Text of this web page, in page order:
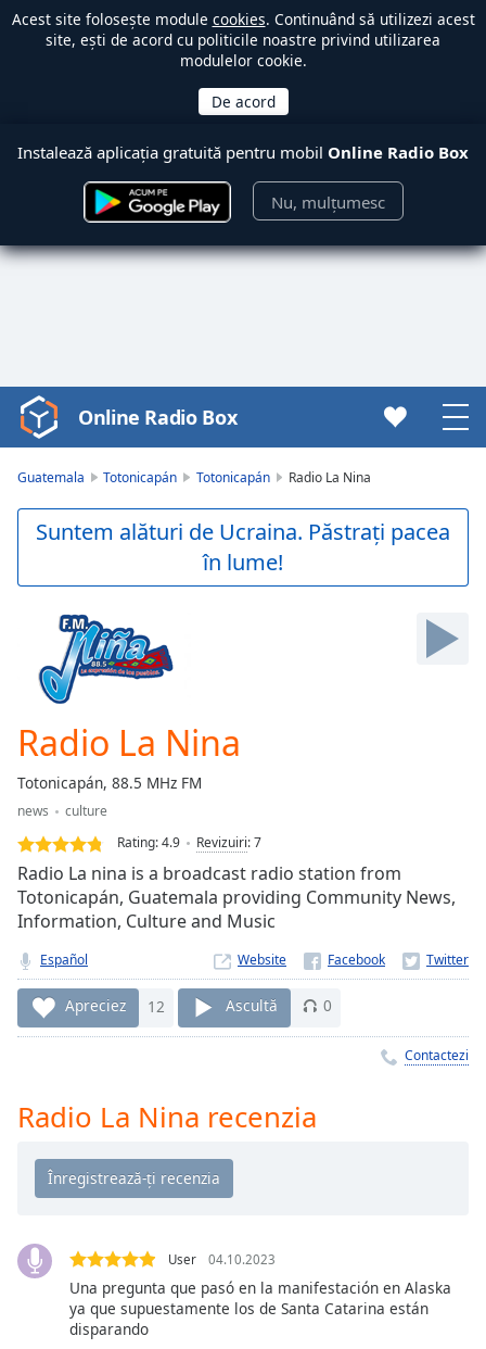
Acest site folosește module cookies. Continuând să utilizezi acest
site, ești de acord cu politicile noastre privind utilizarea
modulelor cookie.
Instalează aplicația gratuită pentru mobil Online Radio Box
Nu, mulțumesc
Video
Player
Play
Video
Skip
Mute
Current
Loaded:
0.00%
Stream
Type LIVE
Seek to
live,
currently
live
LIVE
Remaining
Time-
Rate
Chapters
Chapters
Descriptions
descriptions
,
selected
Online Radio Box
Guatemala Totonicapán Totonicapán Radio La Nina
Suntem alături de Ucraina. Păstrați pacea
în lume!
Radio La Nina
Totonicapán, 88.5 MHz FM
news
culture
Rating:4.9 Revizuiri:7
Radio La nina is a broadcast radio station from
Totonicapán, Guatemala providing Community News,
Information, Culture and Music
Español Website
Apreciez 12 Ascultă 0
Contactezi
Radio La Nina recenzia
User 04.10.2023
Una pregunta que pasó en la manifestación en Alaska
ya que supuestamente los de Santa Catarina están
disparando